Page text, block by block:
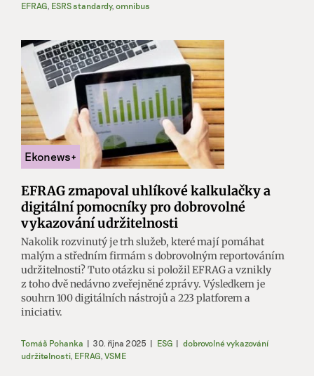
EFRAG, ESRS standardy, omnibus
EFRAG zmapoval uhlíkové kalkulačky a
digitální pomocníky pro dobrovolné
vykazování udržitelnosti
Nakolik rozvinutý je trh služeb, které mají pomáhat
malým a středním firmám s dobrovolným reportováním
udržitelnosti? Tuto otázku si položil EFRAG a vznikly
z toho dvě nedávno zveřejněné zprávy. Výsledkem je
souhrn 100 digitálních nástrojů a 223 platforem a
iniciativ.
Tomáš Pohanka | 30. října 2025 | ESG | dobrovolné vykazování
udržitelnosti, EFRAG, VSME